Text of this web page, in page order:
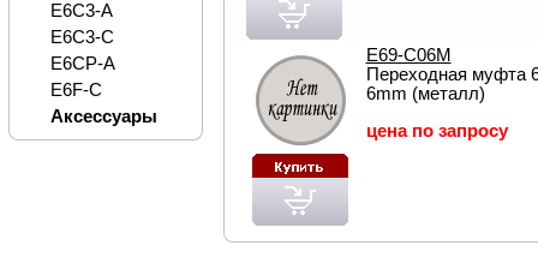
E69-C06M
Переходная муфта
6mm (металл)
цена по запросу
E6C3-A
E6C3-C
E6CP-A
E6F-C
Аксессуары